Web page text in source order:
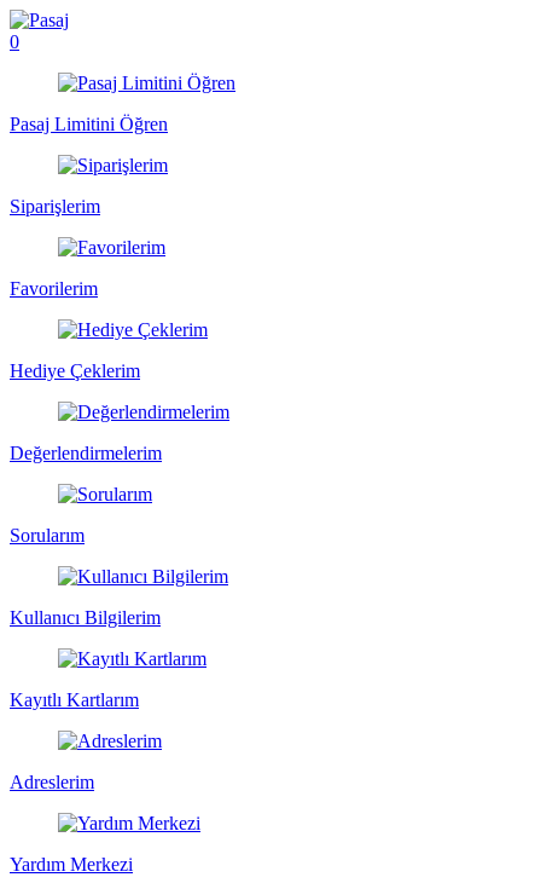
0
Pasaj Limitini Öğren
Siparişlerim
Favorilerim
Hediye Çeklerim
Değerlendirmelerim
Sorularım
Kullanıcı Bilgilerim
Kayıtlı Kartlarım
Adreslerim
Yardım Merkezi